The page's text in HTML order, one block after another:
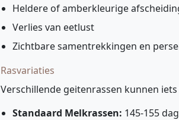
Heldere of amberkleurige
Verlies van eetlust
Zichtbare samentrekkingen en
Rasvariaties
Verschillende geitenrassen kunnen
Standaard Melkrassen: 145-155